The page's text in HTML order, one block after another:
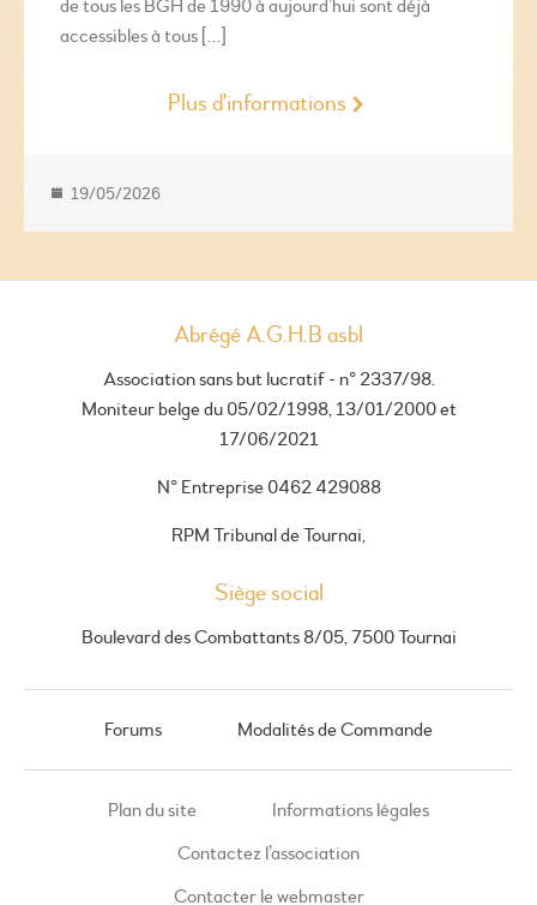
de tous les BGH de 1990 à aujourd’hui sont déjà
accessibles à tous […]
Plus d'informations
19/05/2026
Abrégé A.G.H.B asbl
Association sans but lucratif - n° 2337/98.
Moniteur belge du 05/02/1998, 13/01/2000 et
17/06/2021
N° Entreprise 0462 429088
RPM Tribunal de Tournai,
Siège social
Boulevard des Combattants 8/05, 7500 Tournai
Forums Modalités de Commande
Plan du site
Informations légales
Contactez l’association
Contacter le webmaster